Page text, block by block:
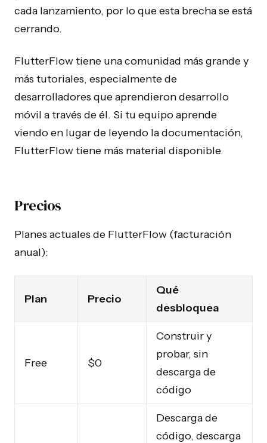
cada lanzamiento, por lo que esta brecha se está
cerrando.
FlutterFlow tiene una comunidad más grande y
más tutoriales, especialmente de
desarrolladores que aprendieron desarrollo
móvil a través de él. Si tu equipo aprende
viendo en lugar de leyendo la documentación,
FlutterFlow tiene más material disponible.
Precios
Planes actuales de FlutterFlow (facturación
anual):
Plan Precio
Qué
desbloquea
Free $0
Construir y
probar, sin
descarga de
código
Descarga de
código, descarga